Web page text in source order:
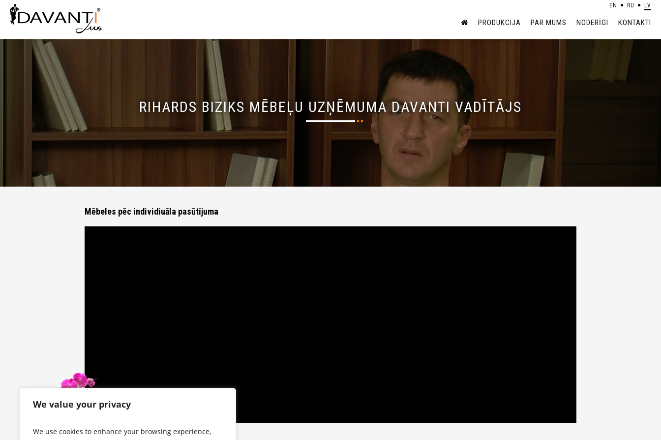
We value your privacy
We use cookies to enhance your browsing experience,
PRODUKCIJA PAR MUMS NODERĪGI KONTAKTI
EN RU LV
RIHARDS BIZIKS MĒBEĻU UZŅĒMUMA DAVANTI VADĪTĀJS
Mēbeles pēc individiuāla pasūtījuma